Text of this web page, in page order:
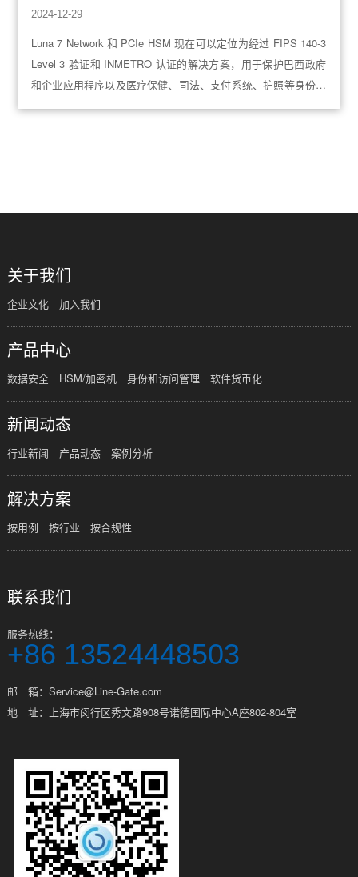
2024-12-29
Luna 7 Network 和 PCIe HSM 现在可以定位为经过 FIPS 140-3
Level 3 验证和 INMETRO 认证的解决方案，用于保护巴西政府
和企业应用程序以及医疗保健、司法、支付系统、护照等身份信
息。
关于我们
企业文化 加入我们
产品中心
数据安全 HSM/加密机 身份和访问管理 软件货币化
新闻动态
行业新闻 产品动态 案例分析
解决方案
按用例 按行业 按合规性
联系我们
服务热线：
+86 13524448503
邮 箱：Service@Line-Gate.com
地 址：上海市闵行区秀文路908号诺德国际中心A座802-804室